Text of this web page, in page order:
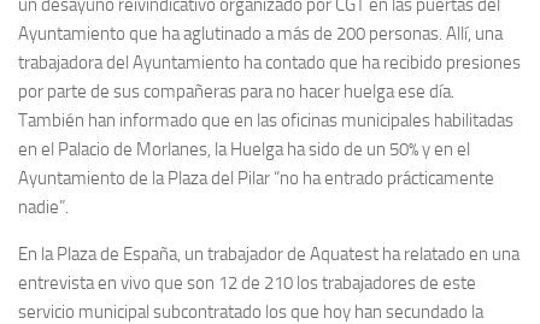
un desayuno reivindicativo organizado por CGT en las puertas del
Ayuntamiento que ha aglutinado a más de 200 personas. Allí, una
trabajadora del Ayuntamiento ha contado que ha recibido presiones
por parte de sus compañeras para no hacer huelga ese día.
También han informado que en las oficinas municipales habilitadas
en el Palacio de Morlanes, la Huelga ha sido de un 50% y en el
Ayuntamiento de la Plaza del Pilar “no ha entrado prácticamente
nadie”.
En la Plaza de España, un trabajador de Aquatest ha relatado en una
entrevista en vivo que son 12 de 210 los trabajadores de este
servicio municipal subcontratado los que hoy han secundado la